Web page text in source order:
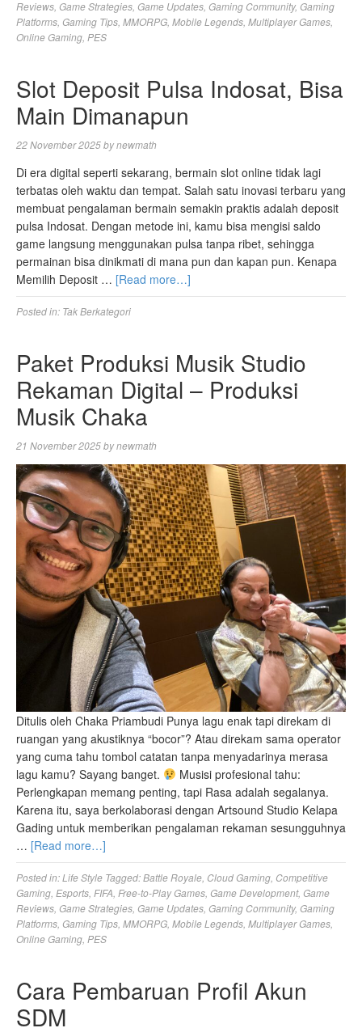
Reviews Game Strategies Game Updates Gaming Community, Gaming
Platforms Gaming Tips MMORPG Mobile Legends Multiplayer Games
Online Gaming PES
Slot Deposit Pulsa Indosat, Bisa
Main Dimanapun
22 November 2025bynewmath
Di era digital seperti sekarang, bermain slot online tidak lagi
terbatas oleh waktu dan tempat. Salah satu inovasi terbaru yang
membuat pengalaman bermain semakin praktis adalah deposit
pulsa Indosat. Dengan metode ini, kamu bisa mengisi saldo
game langsung menggunakan pulsa tanpa ribet, sehingga
permainan bisa dinikmati di mana pun dan kapan pun. Kenapa
Memilih Deposit … [Read more…]
Posted in: Tak Berkategori
Paket Produksi Musik Studio
Rekaman Digital – Produksi
Musik Chaka
21 November 2025bynewmath
Ditulis oleh Chaka Priambudi Punya lagu enak tapi direkam di
ruangan yang akustiknya “bocor”? Atau direkam sama operator
yang cuma tahu tombol catatan tanpa menyadarinya merasa
lagu kamu? Sayang banget.
Musisi profesional tahu:
Perlengkapan memang penting, tapi Rasa adalah segalanya.
Karena itu, saya berkolaborasi dengan Artsound Studio Kelapa
Gading untuk memberikan pengalaman rekaman sesungguhnya
… [Read more…]
Posted in:Life Style Tagged:Battle Royale Cloud Gaming Competitive
Gaming Esports FIFA Free-to-Play Games Game Development, Game
Reviews Game Strategies Game Updates Gaming Community, Gaming
Platforms Gaming Tips MMORPG Mobile Legends Multiplayer Games
Online Gaming PES
Cara Pembaruan Profil Akun
SDM